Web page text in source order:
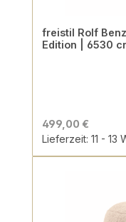
freistil Rolf
Edition | 6530
499,00 €
Lieferzeit: 11 - 13